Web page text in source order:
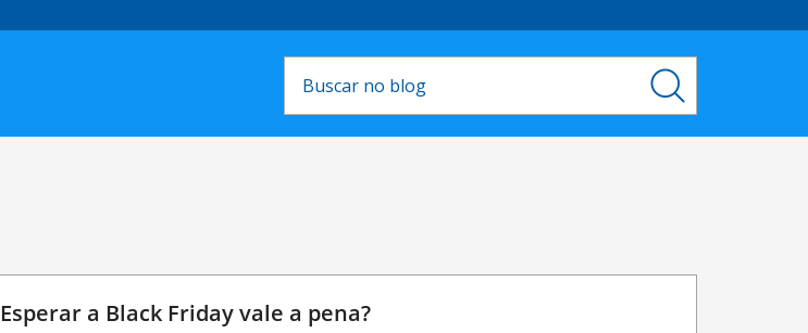
Esperar a Black Friday vale a pena?